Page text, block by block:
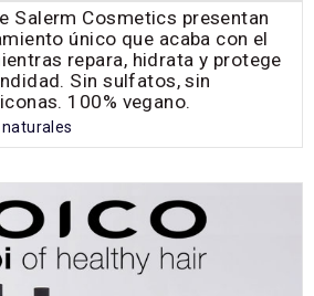
Salerm Cosmetics presentan
único que acaba con el
repara, hidrata y protege
Sin sulfatos, sin
100% vegano.